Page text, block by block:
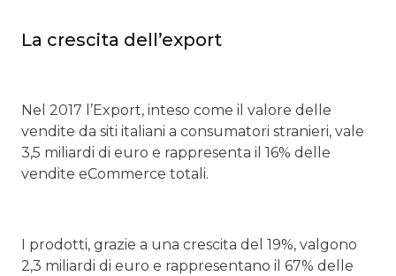
La crescita dell’export
Nel 2017 l’Export, inteso come il valore delle
vendite da siti italiani a consumatori stranieri, vale
3,5 miliardi di euro e rappresenta il 16% delle
vendite eCommerce totali.
I prodotti, grazie a una crescita del 19%, valgono
2,3 miliardi di euro e rappresentano il 67% delle